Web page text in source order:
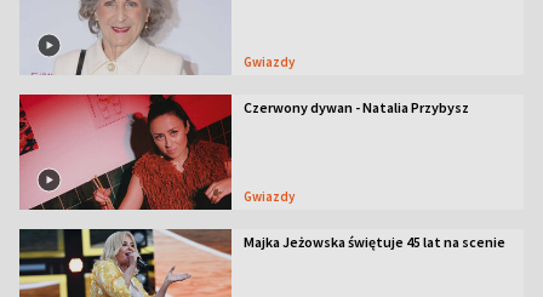
Gwiazdy
Czerwony dywan - Natalia Przybysz
Gwiazdy
Majka Jeżowska świętuje 45 lat na scenie